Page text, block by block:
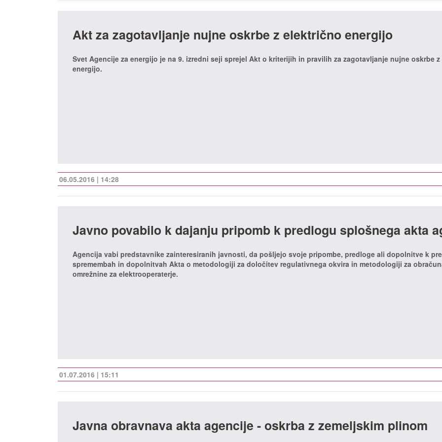
Akt za zagotavljanje nujne oskrbe z električno energijo
Svet Agencije za energijo je na 9. izredni seji sprejel Akt o kriterijih in pravilih za zagotavljanje nujne oskrbe
energijo.
06.05.2016 | 14:28
Javno povabilo k dajanju pripomb k predlogu splošnega akta
Agencija vabi predstavnike zainteresiranih javnosti, da pošljejo svoje pripombe, predloge ali dopolnitve k
spremembah in dopolnitvah Akta o metodologiji za določitev regulativnega okvira in metodologiji za
omrežnine za elektrooperaterje.
01.07.2016 | 15:11
Javna obravnava akta agencije - oskrba z zemeljskim plinom